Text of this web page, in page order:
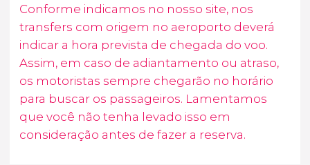
Conforme indicamos no nosso site, nos
transfers com origem no aeroporto deverá
indicar a hora prevista de chegada do voo.
Assim, em caso de adiantamento ou atraso,
os motoristas sempre chegarão no horário
para buscar os passageiros. Lamentamos
que você não tenha levado isso em
consideração antes de fazer a reserva.